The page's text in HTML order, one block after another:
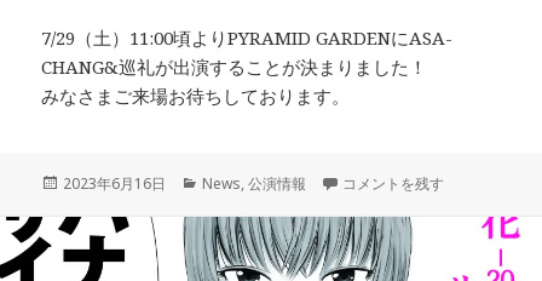
7/29（土）11:00頃よりPYRAMID GARDENにASA-
CHANG&巡礼が出演することが決まりました！
みなさまご来場お待ちしております。
投
日:
2023年6月16日
カ
ゴ
リ
ー
News,公演情報 7/29（土）FUJIROCK
コメントを残す